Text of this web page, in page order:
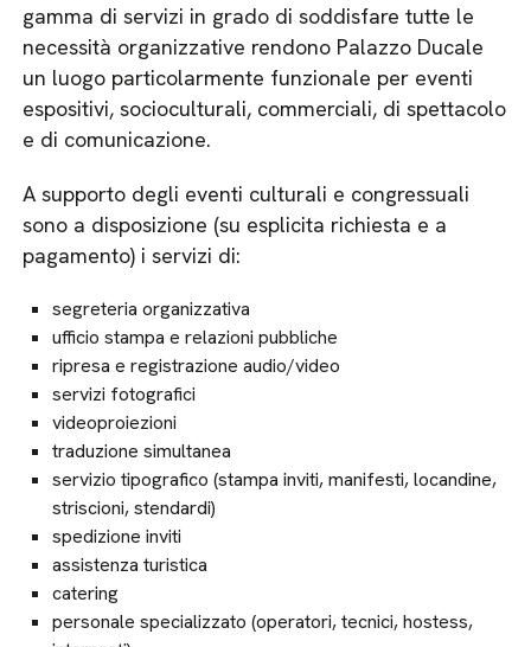
gamma di servizi in grado di soddisfare tutte le
necessità organizzative rendono Palazzo Ducale
un luogo particolarmente funzionale per eventi
espositivi, socioculturali, commerciali, di spettacolo
e di comunicazione.
A supporto degli eventi culturali e congressuali
sono a disposizione (su esplicita richiesta e a
pagamento) i servizi di:
segreteria organizzativa
ufficio stampa e relazioni pubbliche
ripresa e registrazione audio/video
servizi fotografici
videoproiezioni
traduzione simultanea
servizio tipografico (stampa inviti, manifesti, locandine,
striscioni, stendardi)
spedizione inviti
assistenza turistica
catering
personale specializzato (operatori, tecnici, hostess,